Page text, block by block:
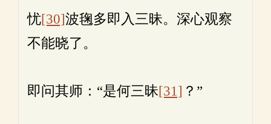
忧[30]波毱多即入三昧。深心观察
不能晓了。
即问其师：“是何三昧[31] ？”